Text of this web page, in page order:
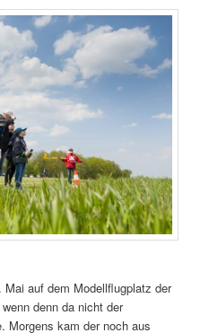
auf dem Modellflugplatz der
denn da nicht der
Morgens kam der noch aus